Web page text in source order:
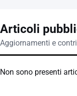
Articoli
Aggiornamenti e
Non sono presenti